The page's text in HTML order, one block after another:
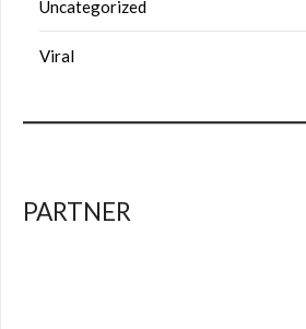
Uncategorized
Viral
PARTNER